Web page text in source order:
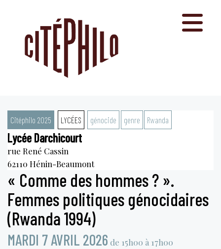
Citéphilo 2025 LYCÉES génocide genre Rwanda
Lycée Darchicourt
rue René Cassin
62110 Hénin-Beaumont
« Comme des hommes ? ».
Femmes politiques génocidaires
(Rwanda 1994)
MARDI 7 AVRIL 2026 de 15h00 à 17h00